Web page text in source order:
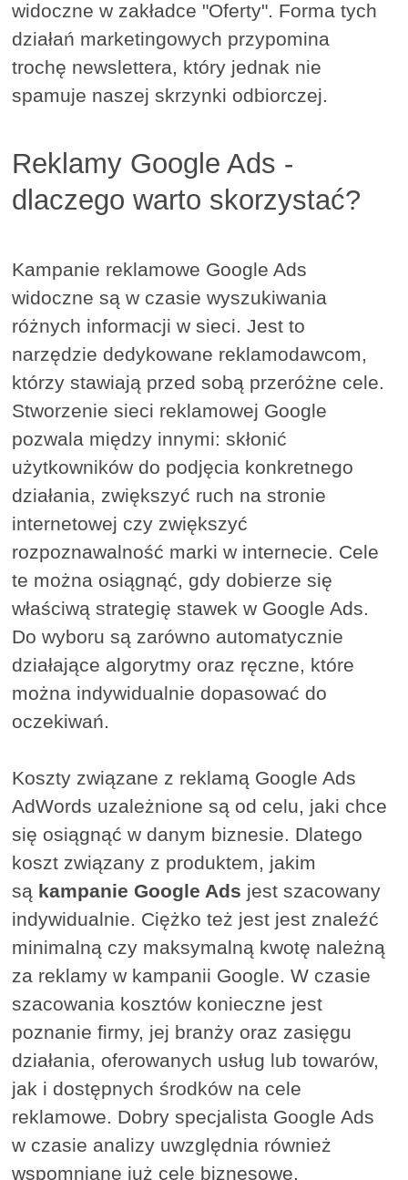
widoczne w zakładce "Oferty". Forma tych
działań marketingowych przypomina
trochę newslettera, który jednak nie
spamuje naszej skrzynki odbiorczej.
Reklamy Google Ads -
dlaczego warto skorzystać?
Kampanie reklamowe Google Ads
widoczne są w czasie wyszukiwania
różnych informacji w sieci. Jest to
narzędzie dedykowane reklamodawcom,
którzy stawiają przed sobą przeróżne cele.
Stworzenie sieci reklamowej Google
pozwala między innymi: skłonić
użytkowników do podjęcia konkretnego
działania, zwiększyć ruch na stronie
internetowej czy zwiększyć
rozpoznawalność marki w internecie. Cele
te można osiągnąć, gdy dobierze się
właściwą strategię stawek w Google Ads.
Do wyboru są zarówno automatycznie
działające algorytmy oraz ręczne, które
można indywidualnie dopasować do
oczekiwań.
Koszty związane z reklamą Google Ads
AdWords uzależnione są od celu, jaki chce
się osiągnąć w danym biznesie. Dlatego
koszt związany z produktem, jakim
są kampanie Google Ads jest szacowany
indywidualnie. Ciężko też jest jest znaleźć
minimalną czy maksymalną kwotę należną
za reklamy w kampanii Google. W czasie
szacowania kosztów konieczne jest
poznanie firmy, jej branży oraz zasięgu
działania, oferowanych usług lub towarów,
jak i dostępnych środków na cele
reklamowe. Dobry specjalista Google Ads
w czasie analizy uwzględnia również
wspomniane już cele biznesowe,